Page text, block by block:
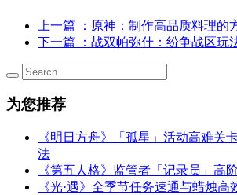
上一篇
：原神：制作高品质料理的
下一篇
：战双帕弥什：纷争战区玩
为您推荐
《明日方舟》「孤星」活动高难关
法
《第五人格》监管者「记录员」高
《光·遇》全季节任务速通与蜡烛高